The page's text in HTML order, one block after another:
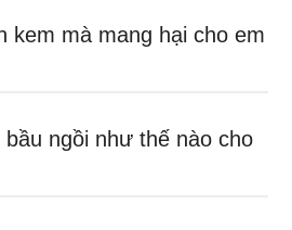
kem mà mang hại cho em
ngồi như thế nào cho